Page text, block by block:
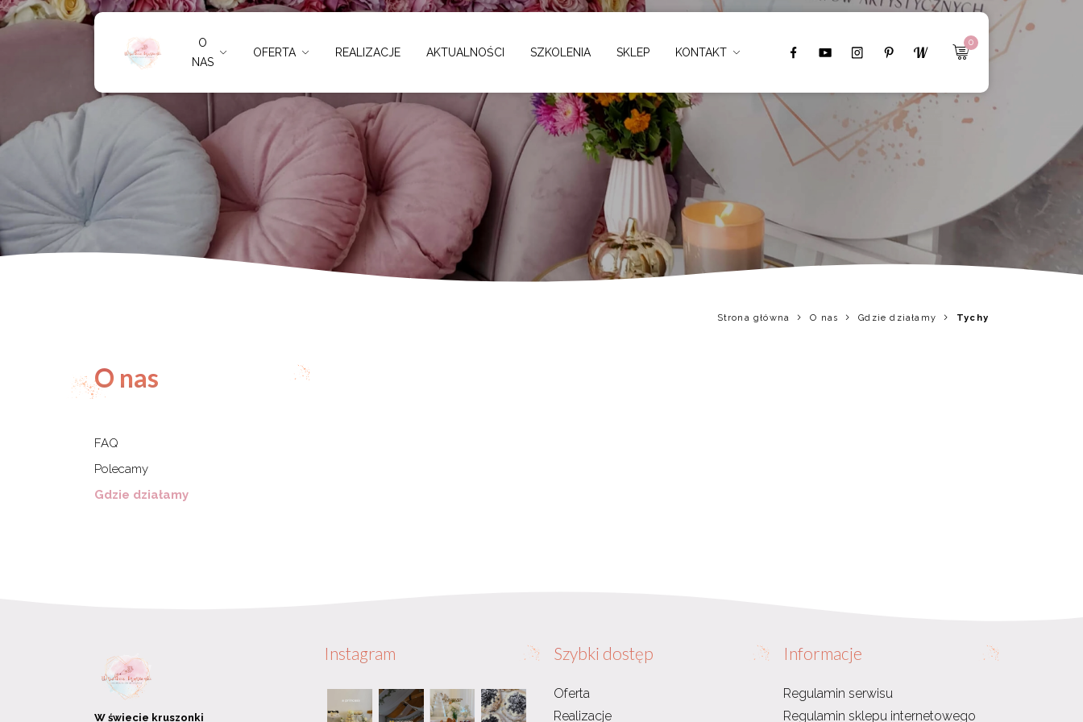
O
NAS
OFERTA REALIZACJE AKTUALNOŚCI SZKOLENIA SKLEP KONTAKT
0
Tychy
Strona główna O nas Gdzie działamy Tychy
O nas
FAQ
Polecamy
Gdzie działamy
W świecie kruszonki
Instagram Szybki dostęp
Oferta
Realizacje
Informacje
Regulamin serwisu
Regulamin sklepu internetowego